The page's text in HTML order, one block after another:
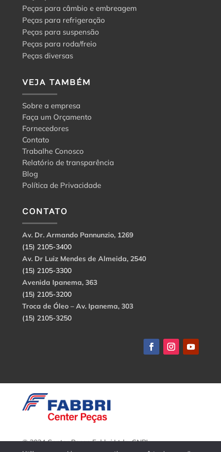
Peças para câmbio e embreagem
Peças para refrigeração
Peças para suspensão
Peças para roda/freio
Peças diversas
VEJA TAMBÉM
Sobre a empresa
Faça um Orçamento
Fornecedores
Contato
Trabalhe Conosco
Relatório de transparência
Blog
Política de Privacidade
CONTATO
Av. Dr. Armando Pannunzio, 1269
(15) 2105-3400
Av. Dr Luiz Mendes de Almeida, 2540
(15) 2105-3300
Avenida Ipanema, 363
(15) 2105-3200
Troca de Óleo – Av. Ipanema, 303
(15) 2105-3250
© 2024 Center Peças Fabbri Ltda. CNPJ: